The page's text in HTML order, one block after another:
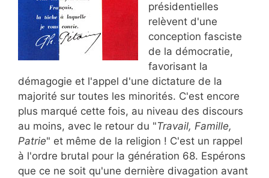
présidentielles
relèvent d'une
conception fasciste
de la démocratie,
favorisant la
démagogie et l'appel d'une dictature de la
majorité sur toutes les minorités. C'est encore
plus marqué cette fois, au niveau des discours
au moins, avec le retour du "Travail, Famille,
Patrie" et même de la religion ! C'est un rappel
à l'ordre brutal pour la génération 68. Espérons
que ce ne soit qu'une dernière divagation avant